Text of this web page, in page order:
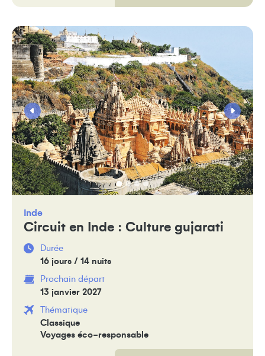
Inde
Circuit en Inde : Culture gujarati
Durée
16 jours / 14 nuits
Prochain départ
13 janvier 2027
Thématique
Classique
Voyages éco-responsable